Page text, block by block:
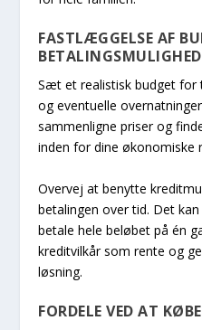
FASTLÆGGELSE AF
Sæt et realistisk budget
og eventuelle
sammenligne priser og
inden for dine økonomiske
Overvej at benytte
betalingen over tid. Det
betale hele beløbet på én
kreditvilkår som rente og
løsning.
FORDELE VED AT